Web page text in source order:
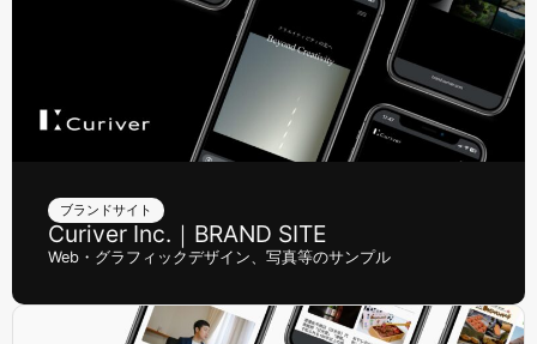
ブランドサイト
Curiver Inc.｜BRAND SITE
Web・グラフィックデザイン、写真等のサンプル